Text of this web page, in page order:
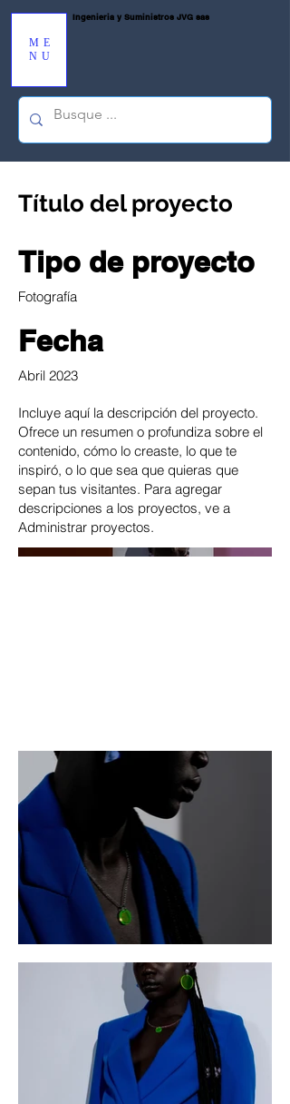
ME
NU
Ingenieria y Suministros JVG sas
Título del proyecto
Tipo de proyecto
Fotografía
Fecha
Abril 2023
Incluye aquí la descripción del proyecto.
Ofrece un resumen o profundiza sobre el
contenido, cómo lo creaste, lo que te
inspiró, o lo que sea que quieras que
sepan tus visitantes. Para agregar
descripciones a los proyectos, ve a
Administrar proyectos.